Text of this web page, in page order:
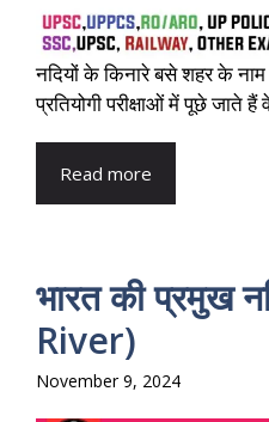
नदियों के किनारे बसे शहर के
प्रतियोगी परीक्षाओं में पूछे जाते हैं
Read more
भारत की प्रमुख
River)
November 9, 2024